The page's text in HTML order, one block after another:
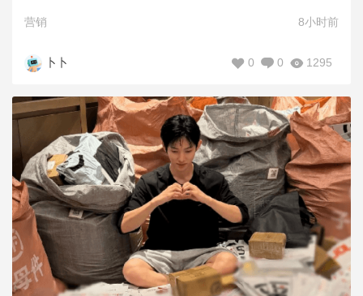
营销 8小时前
卜卜 1295
0
0